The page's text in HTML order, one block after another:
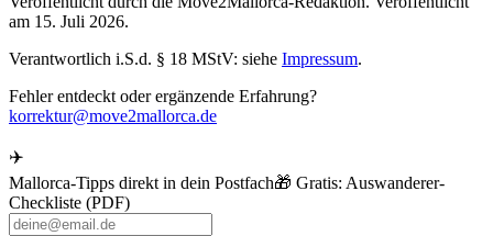
am 15. Juli 2026.
Verantwortlich i.S.d. § 18 MStV: siehe Impressum.
Fehler entdeckt oder ergänzende Erfahrung?
korrektur@move2mallorca.de
✈️
Mallorca-Tipps direkt in dein Postfach🎁 Gratis: Auswanderer-
Checkliste (PDF)